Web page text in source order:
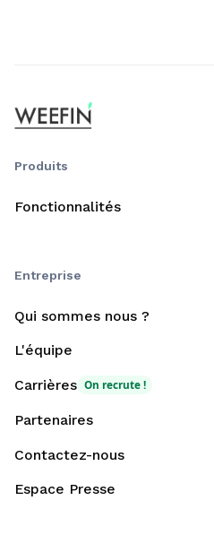
Produits
Fonctionnalités
Entreprise
Qui sommes nous ?
L'équipe
Carrières On recrute !
Partenaires
Contactez-nous
Espace Presse